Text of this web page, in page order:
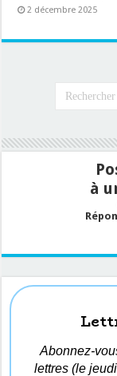
2 décembre 2025
à
Abonnez-
lettres (le